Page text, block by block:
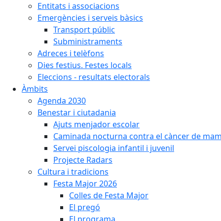
Entitats i associacions
Emergències i serveis bàsics
Transport públic
Subministraments
Adreces i telèfons
Dies festius. Festes locals
Eleccions - resultats electorals
Àmbits
Agenda 2030
Benestar i ciutadania
Ajuts menjador escolar
Caminada nocturna contra el càncer de
Servei piscologia infantil i juvenil
Projecte Radars
Cultura i tradicions
Festa Major 2026
Colles de Festa Major
El pregó